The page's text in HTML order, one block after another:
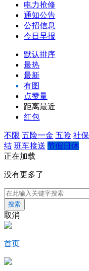
电力抢修
通知公告
公招信息
今日早报
默认排序
最热
最新
有图
点赞量
距离最近
红包
不限 五险一金 五险 社保
结 班车接送 节假日休
正在加载
没有更多了
搜索
取消
首页